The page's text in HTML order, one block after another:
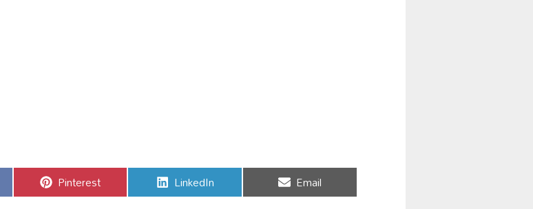
Share
on
Pinterest Share
on
LinkedIn Share
on
Email